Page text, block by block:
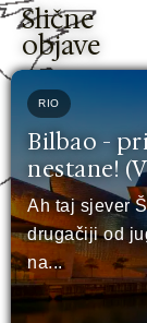
Slične
objave
RIO
Bilbao -
nestane!
Ah taj sjever
drugačiji od
na...